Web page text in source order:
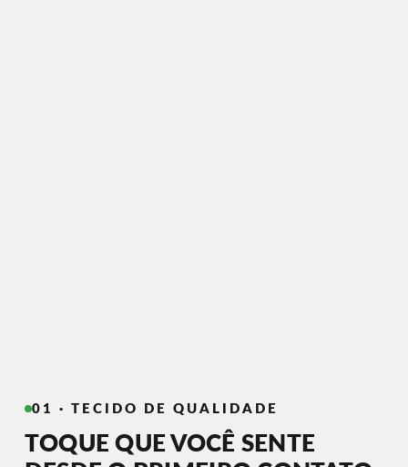
01 · TECIDO DE QUALIDADE
TOQUE QUE VOCÊ SENTE